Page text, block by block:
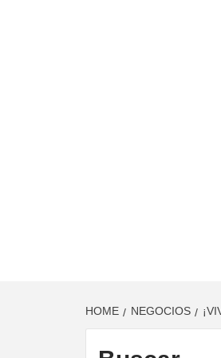
HOME NEGOCIOS